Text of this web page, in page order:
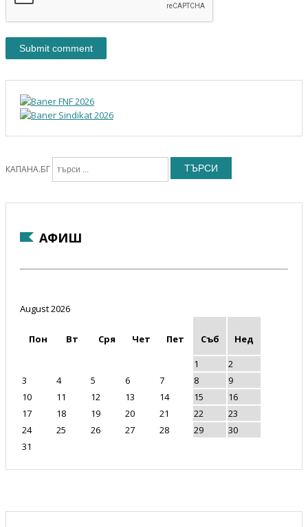
КАПАНА.БГ ТЪРСИ
АФИШ
August 2026
Пон Вт Сря Чет Пет Съб
Нед
1
2
3
4 5 6 7 8
9
10
11 12 13 14 15
16
17
18 19 20 21 22
23
24
25 26 27 28 29
30
31